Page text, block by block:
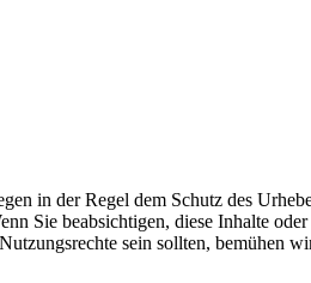
in der Regel dem Schutz des
Sie beabsichtigen, diese Inhalte
sein sollten,